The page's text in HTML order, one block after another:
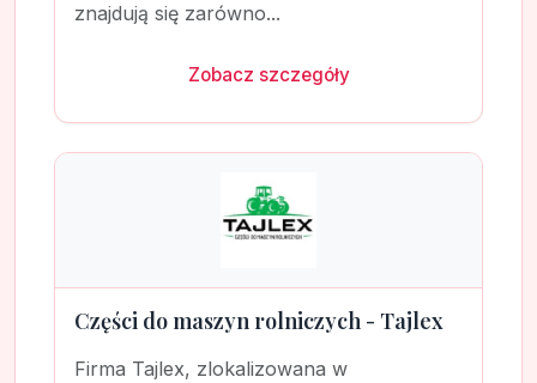
znajdują się zarówno...
Zobacz szczegóły
Części do maszyn rolniczych - Tajlex
Firma Tajlex, zlokalizowana w